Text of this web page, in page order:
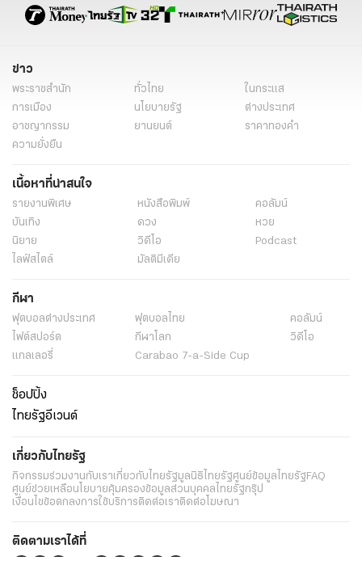
ข่าว
พระราชสำนัก ทั่วไทย
ในกระแส
การเมือง
นโยบายรัฐ
ต่างประเทศ
อาชญากรรม
ยานยนต์
ราคาทองคำ
ความยั่งยืน
เนื้อหาที่น่าสนใจ
รายงานพิเศษ หนังสือพิมพ์
คอลัมน์
บันเทิง
ดวง
หวย
นิยาย
วิดีโอ
Podcast
ไลฟ์สไตล์
มัลติมีเดีย
กีฬา
ฟุตบอลต่่างประเทศ ฟุตบอลไทย
คอลัมน์
ไฟต์สปอร์ต
กีฬาโลก
วิดีโอ
แกลเลอรี่
Carabao 7-a-Side Cup
ช็อปปิ้ง
ไทยรัฐอีเวนต์
เกี่ยวกับไทยรัฐ
กิจกรรมร่วมงานกับเราเกี่ยวกับไทยรัฐมูลนิธิไทยรัฐศูนย์ข้อมูลไทยรัฐFAQ
ศูนย์ช่วยเหลือนโยบายคุ้มครองข้อมูลส่วนบุคคลไทยรัฐกรุ๊ป
เงื่อนไขข้อตกลงการใช้บริการติดต่อเราติดต่อโฆษณา
ติดตามเราได้ที่